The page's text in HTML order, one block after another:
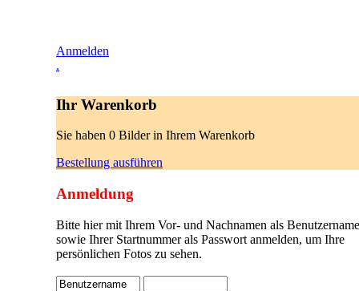
Anmelden
.
Ihr Warenkorb
Sie haben 0 Bilder in Ihrem Warenkorb
Bestellung ausführen
Anmeldung
Bitte hier mit Ihrem Vor- und Nachnamen als
sowie Ihrer Startnummer als Passwort anmelden, um Ihre
persönlichen Fotos zu sehen.